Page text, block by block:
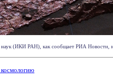
(ИКИ РАН), как сообщает РИА Новости,